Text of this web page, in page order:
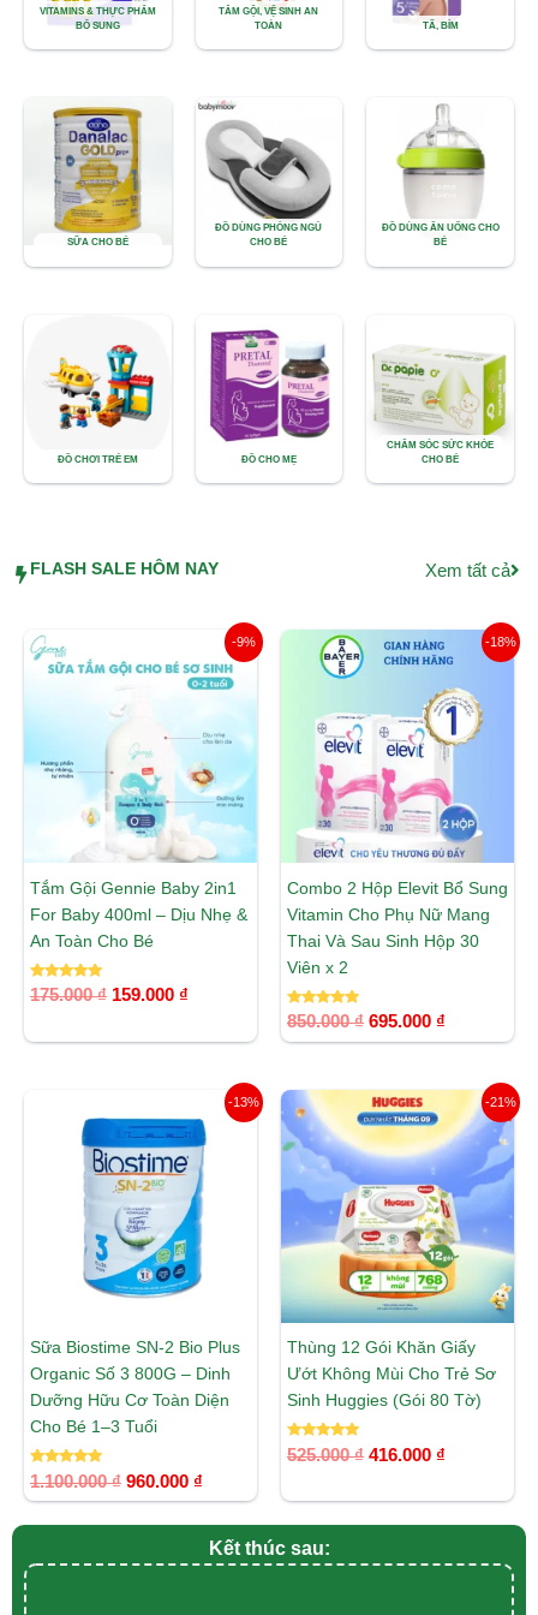
VITAMINS & THỰC PHẨM
BỔ SUNG
TẮM GỘI, VỆ SINH AN
TOÀN
TÃ, BỈM
SỮA CHO BÉ
ĐỒ DÙNG PHÒNG NGỦ
CHO BÉ
ĐỒ DÙNG ĂN UỐNG CHO
BÉ
ĐỒ CHƠI TRẺ EM ĐỒ CHO MẸ
CHĂM SÓC SỨC KHỎE
CHO BÉ
FLASH SALE HÔM NAY Xem tất cả
Kết thúc sau:
-9%
Tắm Gội Gennie Baby 2in1
For Baby 400ml – Dịu Nhẹ &
An Toàn Cho Bé
Được xếp
hạng
175.000₫
gốc
là:
175.000 ₫.
159.000 ₫
hiện
tại
-18%
Combo 2 Hộp Elevit Bổ Sung
Vitamin Cho Phụ Nữ Mang
Thai Và Sau Sinh Hộp 30
Viên x 2
Được xếp
hạng
5.00
850.000₫
Giá
gốc
850.000 ₫.
695.000 ₫
hiện
là:
695.000 ₫.
-13%
Sữa Biostime SN-2 Bio Plus
Organic Số 3 800G – Dinh
Dưỡng Hữu Cơ Toàn Diện
Cho Bé 1–3 Tuổi
Được xếp
hạng
5.00
1.100.000₫
gốc
là:
1.100.000 ₫.
960.000 ₫
Giá
hiện
tại
là:
960.000 ₫.
-21%
Thùng 12 Gói Khăn Giấy
Ướt Không Mùi Cho Trẻ Sơ
Sinh Huggies (Gói 80 Tờ)
Được xếp
hạng
525.000₫
Giá
gốc
là:
525.000 ₫.
416.000 ₫
Giá
hiện
tại
là:
416.000 ₫.